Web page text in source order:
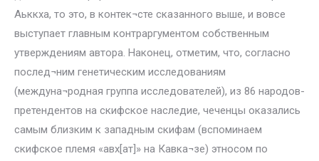
Аьккха, то это, в контек¬сте сказанного выше, и вовсе
выступает главным контраргументом собственным
утверждениям автора. Наконец, отметим, что, согласно
послед¬ним генетическим исследованиям
(междуна¬родная группа исследователей), из 86 народов-
претендентов на скифское наследие, чеченцы оказались
самым близким к западным скифам (вспоминаем
скифское племя «авх[ат]» на Кавка¬зе) этносом по